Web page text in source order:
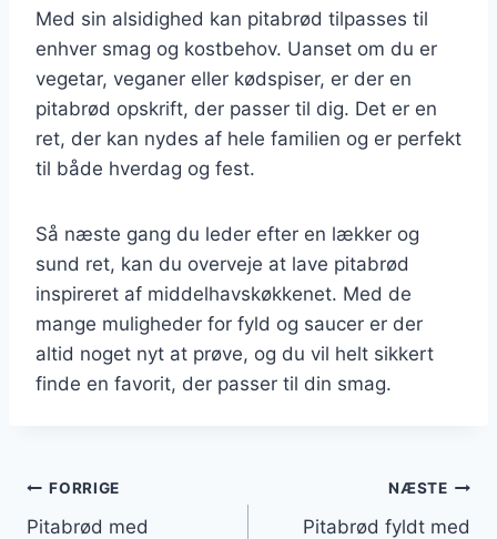
Med sin alsidighed kan pitabrød tilpasses til
enhver smag og kostbehov. Uanset om du er
vegetar, veganer eller kødspiser, er der en
pitabrød opskrift, der passer til dig. Det er en
ret, der kan nydes af hele familien og er perfekt
til både hverdag og fest.
Så næste gang du leder efter en lækker og
sund ret, kan du overveje at lave pitabrød
inspireret af middelhavskøkkenet. Med de
mange muligheder for fyld og saucer er der
altid noget nyt at prøve, og du vil helt sikkert
finde en favorit, der passer til din smag.
Indlægsnavigation
FORRIGE
Pitabrød med
NÆSTE
Pitabrød fyldt med